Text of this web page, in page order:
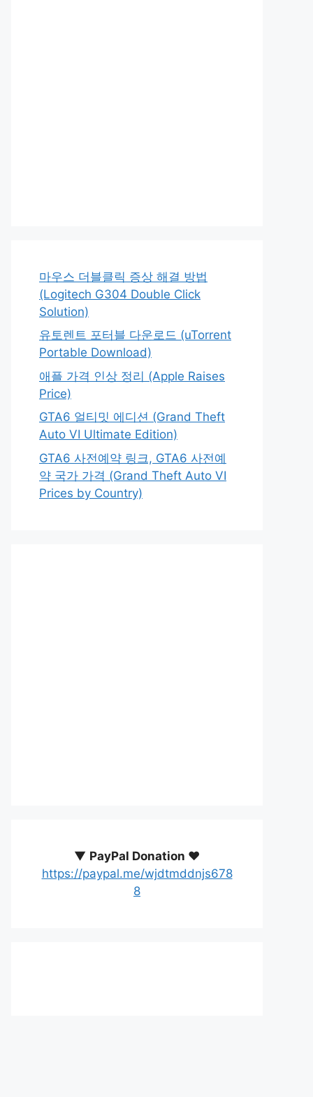
마우스 더블클릭 증상 해결 방법
(Logitech G304 Double Click
Solution)
유토렌트 포터블 다운로드 (uTorrent
Portable Download)
애플 가격 인상 정리 (Apple Raises
Price)
GTA6 얼티밋 에디션 (Grand Theft
Auto VI Ultimate Edition)
GTA6 사전예약 링크, GTA6 사전예
약 국가 가격 (Grand Theft Auto VI
Prices by Country)
▼ PayPal Donation ♥️
https://paypal.me/wjdtmddnjs678
8